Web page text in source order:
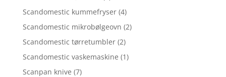
Scandomestic kummefryser (4)
Scandomestic mikrobølgeovn (2)
Scandomestic tørretumbler (2)
Scandomestic vaskemaskine (1)
Scanpan knive (7)